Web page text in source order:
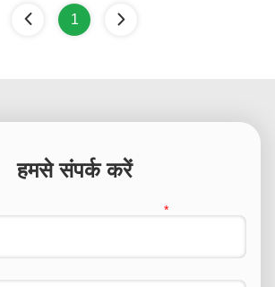
1
हमसे संपर्क करें